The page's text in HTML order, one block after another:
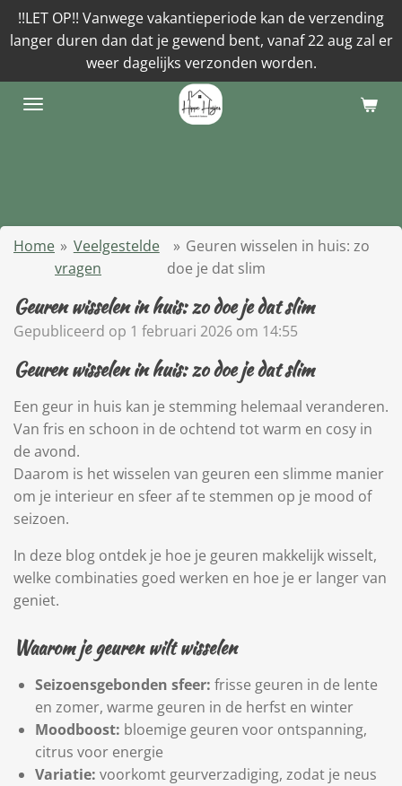
Ga
direct
de
hoofdinhoud
!!LET OP!! Vanwege vakantieperiode kan de verzending
langer duren dan dat je gewend bent, vanaf 22 aug zal er
weer dagelijks verzonden worden.
Home » Veelgestelde
vragen
» Geuren wisselen in huis: zo
doe je dat slim
Geuren wisselen in huis: zo doe je dat slim
Gepubliceerd op 1 februari 2026 om 14:55
Geuren wisselen in huis: zo doe je dat slim
Een geur in huis kan je stemming helemaal veranderen.
Van fris en schoon in de ochtend tot warm en cosy in
de avond.
Daarom is het wisselen van geuren een slimme manier
om je interieur en sfeer af te stemmen op je mood of
seizoen.
In deze blog ontdek je hoe je geuren makkelijk wisselt,
welke combinaties goed werken en hoe je er langer van
geniet.
Waarom je geuren wilt wisselen
Seizoensgebonden sfeer: frisse geuren in de lente
en zomer, warme geuren in de herfst en winter
Moodboost: bloemige geuren voor ontspanning,
citrus voor energie
Variatie: voorkomt geurverzadiging, zodat je neus